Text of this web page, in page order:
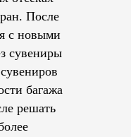
После
с новыми
сувениры
багажа
решать